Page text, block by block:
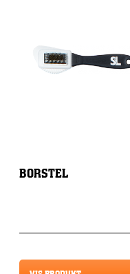
BORSTEL
VIS PRODUKT